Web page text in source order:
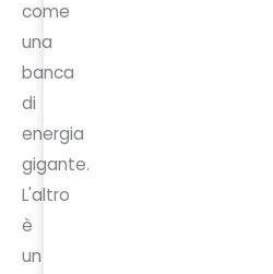
come
una
banca
di
energia
gigante.
L'altro
è
un